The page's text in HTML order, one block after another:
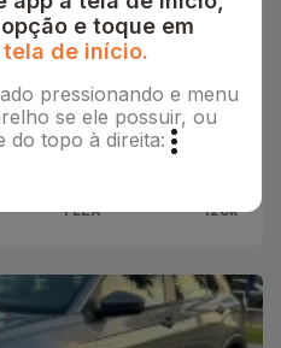
1.0 12V 4P FLEX
FLEX 128k
e toque em
de início.
pressionando e menu
se ele possuir, ou
do topo à direita: